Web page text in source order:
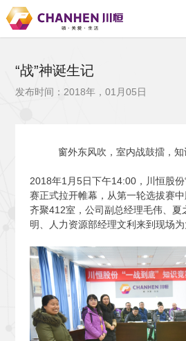
“战”神诞生记
发布时间：2018年，01月05日
窗外东风吹，室内战鼓擂，知
2018年1月5日下午14:00，川恒股份
赛正式拉开帷幕，从第一轮选拔赛
齐聚412室，公司副总经理毛伟、夏
明、人力资源部经理文利来到现场为